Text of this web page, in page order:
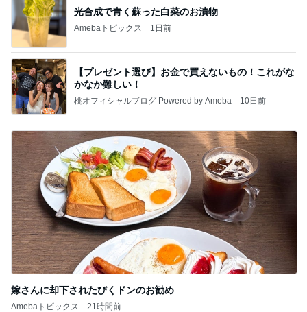
光合成で青く蘇った白菜のお漬物
Amebaトピックス 1日前
【プレゼント選び】お金で買えないもの！これがな
かなか難しい！
桃オフィシャルブログ Powered by Ameba 10日前
嫁さんに却下されたびくドンのお勧め
Amebaトピックス 21時間前